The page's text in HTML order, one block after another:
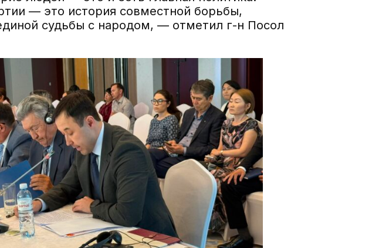
— это история совместной борьбы,
судьбы с народом, — отметил г-н Посол